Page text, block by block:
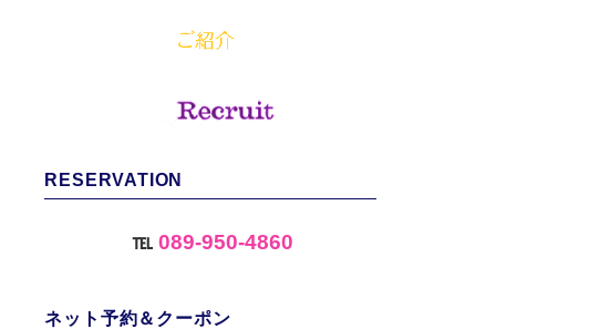
RESERVATION
℡089-950-4860
ネット予約＆クーポン